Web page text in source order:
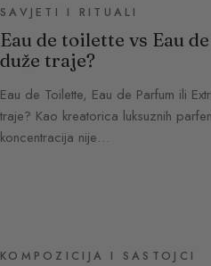
SAVJETI I RITUALI
Eau de toilette vs Eau
duže traje?
Eau de Toilette, Eau de Parfum ili
traje? Kao kreatorica luksuznih
koncentracija nije…
KOMPOZICIJA I SASTOJCI